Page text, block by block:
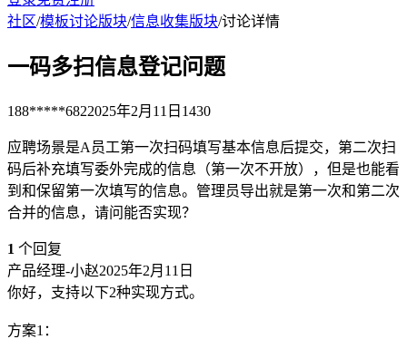
社区/模板讨论版块/信息收集版块/讨论详情
一码多扫信息登记问题
188*****6822025年2月11日 1430
应聘场景是A员工第一次扫码填写基本信息后提交，第二次扫
码后补充填写委外完成的信息（第一次不开放），但是也能看
到和保留第一次填写的信息。管理员导出就是第一次和第二次
合并的信息，请问能否实现？
1 个回复
产品经理-小赵2025年2月11日
你好，支持以下2种实现方式。
方案1：